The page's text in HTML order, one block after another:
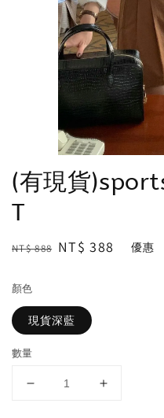
(有現貨
T
Regular
NT$ 888 Sale
NT$ 388 優惠
顏色
現貨深藍
數量